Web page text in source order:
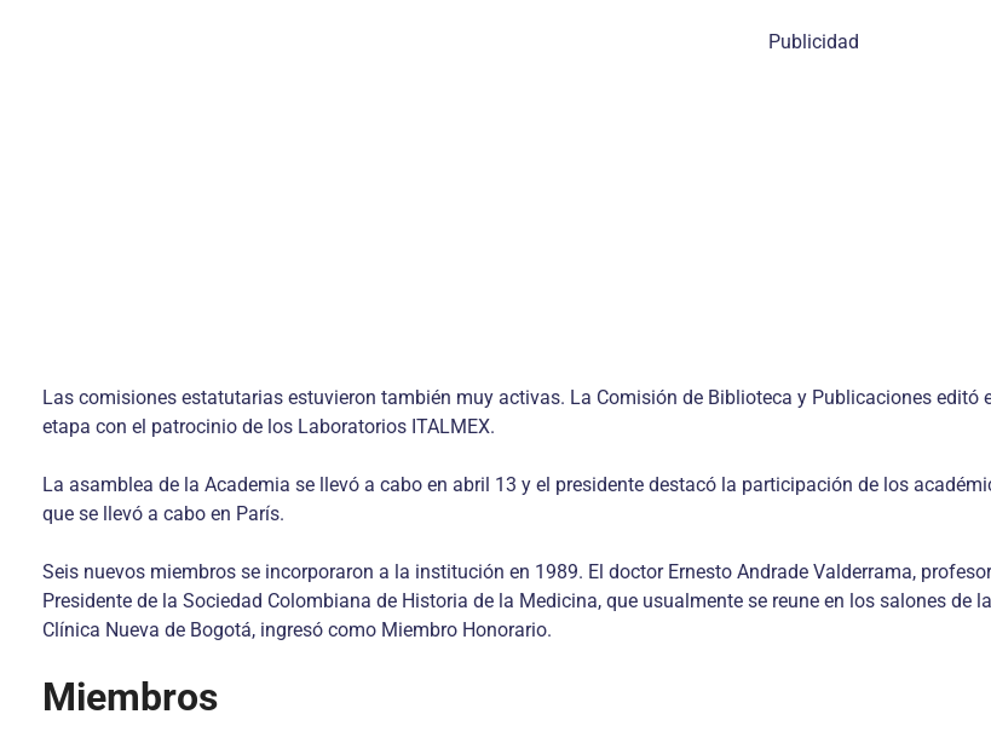
Publicidad
Las comisiones estatutarias estuvieron también muy activas. La Comisión de Biblioteca y Publicaciones editó
etapa con el patrocinio de los Laboratorios ITALMEX.
La asamblea de la Academia se llevó a cabo en abril 13 y el presidente destacó la participación de los
que se llevó a cabo en París.
Seis nuevos miembros se incorporaron a la institución en 1989. El doctor Ernesto Andrade Valderrama,
Presidente de la Sociedad Colombiana de Historia de la Medicina, que usualmente se reune en los salones de
Clínica Nueva de Bogotá, ingresó como Miembro Honorario.
Miembros